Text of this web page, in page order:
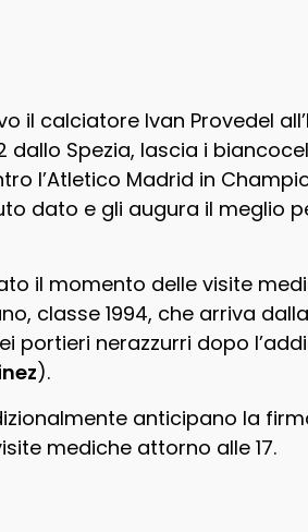
il calciatore Ivan Provedel
Spezia, lascia i
l’Atletico Madrid in
dato e gli augura il meglio
il momento delle visite
classe 1994, che arriva dalla
portieri nerazzurri dopo
).
anticipano la
mediche attorno alle 17.